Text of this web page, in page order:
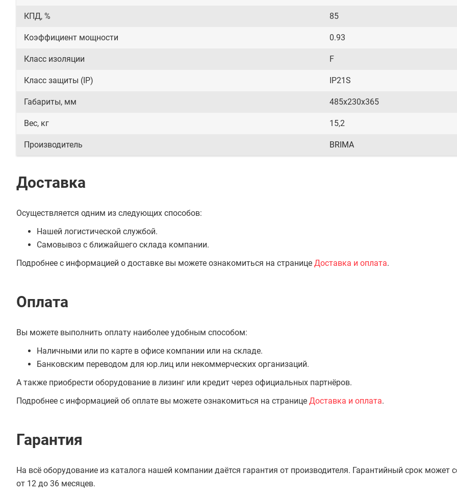
КПД, % 85
Коэффициент мощности 0.93
Класс изоляции F
Класс защиты (IP) IP21S
Габариты, мм 485х230х365
Вес, кг 15,2
Производитель BRIMA
Доставка
Осуществляется одним из следующих способов:
Нашей логистической службой.
Самовывоз с ближайшего склада компании.
Подробнее с информацией о доставке вы можете ознакомиться на странице Доставка и оплата.
Оплата
Вы можете выполнить оплату наиболее удобным способом:
Наличными или по карте в офисе компании или на складе.
Банковским переводом для юр.лиц или некоммерческих организаций.
А также приобрести оборудование в лизинг или кредит через официальных партнёров.
Подробнее с информацией об оплате вы можете ознакомиться на странице Доставка и оплата.
Гарантия
На всё оборудование из каталога нашей компании даётся гарантия от производителя. Гарантийный срок может
от 12 до 36 месяцев.